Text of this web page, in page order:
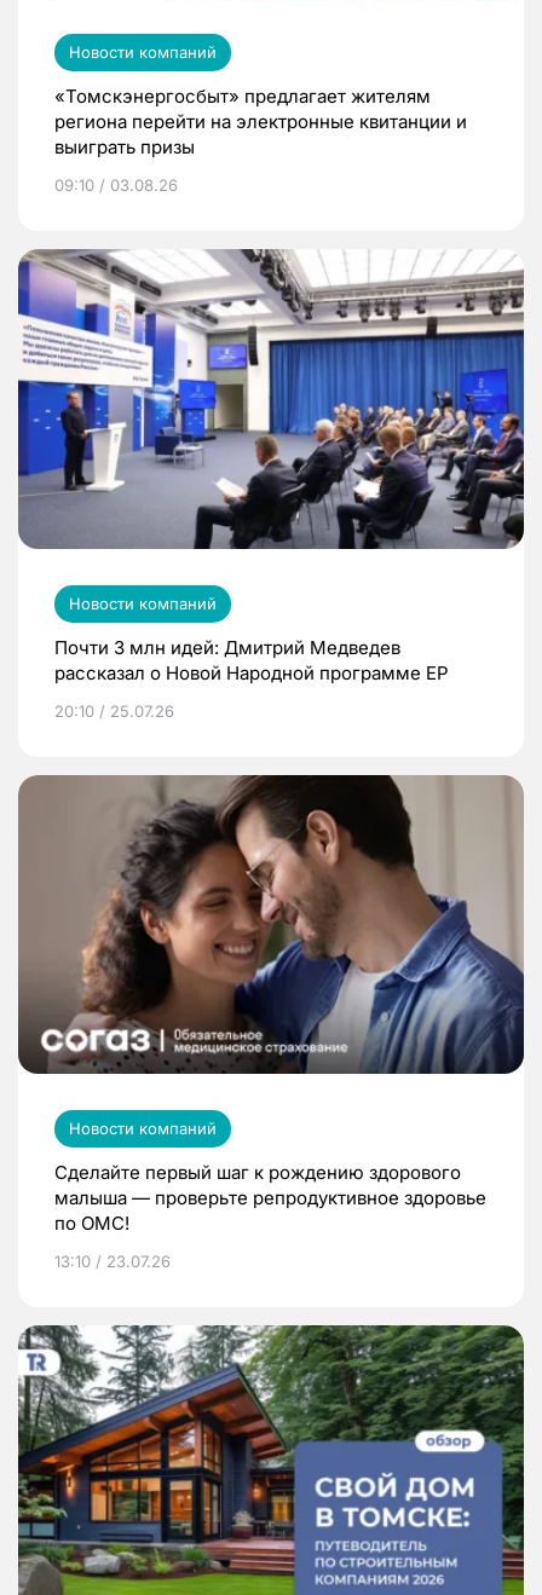
Новости компаний
«Томскэнергосбыт» предлагает жителям
региона перейти на электронные квитанции и
выиграть призы
09:10 / 03.08.26
Новости компаний
Почти 3 млн идей: Дмитрий Медведев
рассказал о Новой Народной программе ЕР
20:10 / 25.07.26
Новости компаний
Сделайте первый шаг к рождению здорового
малыша — проверьте репродуктивное здоровье
по ОМС!
13:10 / 23.07.26